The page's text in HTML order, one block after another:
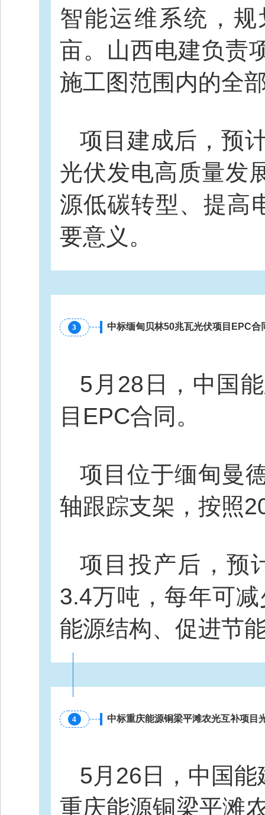
智能运维系统，
亩。山西电建负责
施工图范围内的全
项目建成后，预
光伏发电高质量发
源低碳转型、提高
要意义。
3 中标缅甸贝林50兆瓦光伏项目EPC合
5月28日，中国
目EPC合同。
项目位于缅甸曼
轴跟踪支架 ，按照
项目投产后，预
3.4万吨，每年可
能源结构、促进节
4 中标重庆能源铜梁平滩农光互补项目
5月26日，中国
重庆能源铜梁平滩